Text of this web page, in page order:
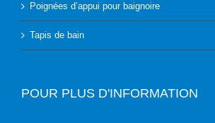
Poignées d’appui pour baignoire
Tapis de bain
POUR PLUS D'INFORMATION